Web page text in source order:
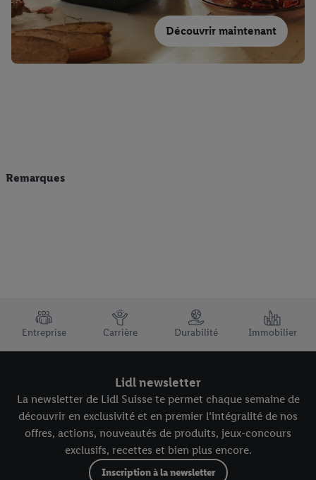
Découvrir maintenant
Remarques
TRUSTBAR
Entreprise Carrière Durabilité Immobilier
Lidl newsletter
La newsletter de Lidl Suisse te permet chaque semaine de
découvrir en exclusivité et en premier l’intégralité de nos
offres, actions, nouveautés de produits, jeux-concours
exclusifs, recettes et bien plus encore.
Inscription à la newsletter